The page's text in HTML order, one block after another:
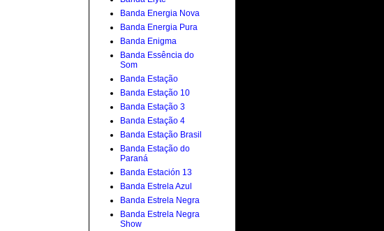
Banda Energia Nova
Banda Energia Pura
Banda Enigma
Banda Essência do
Som
Banda Estação
Banda Estação 10
Banda Estação 3
Banda Estação 4
Banda Estação Brasil
Banda Estação do
Paraná
Banda Estación 13
Banda Estrela Azul
Banda Estrela Negra
Banda Estrela Negra
Show